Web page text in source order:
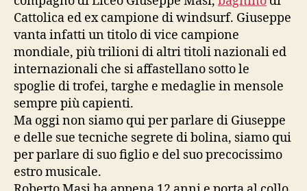
Cattolica ed ex campione di windsurf. Giuseppe
vanta infatti un titolo di vice campione
mondiale, più trilioni di altri titoli nazionali ed
internazionali che si affastellano sotto le
spoglie di trofei, targhe e medaglie in mensole
sempre più capienti.
Ma oggi non siamo qui per parlare di Giuseppe
e delle sue tecniche segrete di bolina, siamo qui
per parlare di suo figlio e del suo precocissimo
estro musicale.